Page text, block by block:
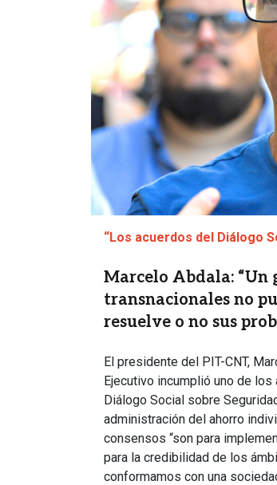
“Los acuerdos del Diálogo
Marcelo Abdala: “Un
transnacionales no
resuelve o no sus
El presidente del PIT-CNT,
Ejecutivo incumplió uno de
Diálogo Social sobre
administración del ahorro
consensos “son para
para la credibilidad de los
conformamos con una